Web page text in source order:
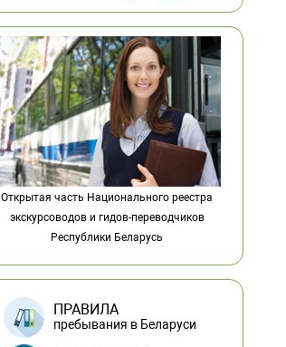
Открытая часть Национального реестра
экскурсоводов и гидов-переводчиков
Республики Беларусь
ПРАВИЛА
пребывания в Беларуси